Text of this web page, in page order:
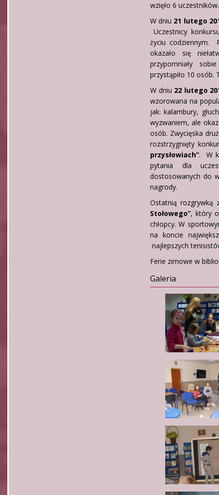
wzięło 6
W dniu 21 lutego
Uczestnicy
życiu codziennym.
okazało się
przypomniały
przystąpiło 10 osób.
W dniu 22 lutego
wzorowana na
jak: kalambury,
wyzwaniem, ale
osób. Zwycięska
rozstrzygnięty
przysłowiach”. W
pytania dla
dostosowanych do
nagrody.
Ostatnią rozgrywką
Stołowego”, który
chłopcy. W
na koncie
najlepszych
Ferie zimowe w
Galeria